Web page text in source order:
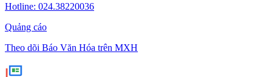
Hotline: 024.38220036
Quảng cáo
Theo dõi Báo Văn Hóa trên MXH